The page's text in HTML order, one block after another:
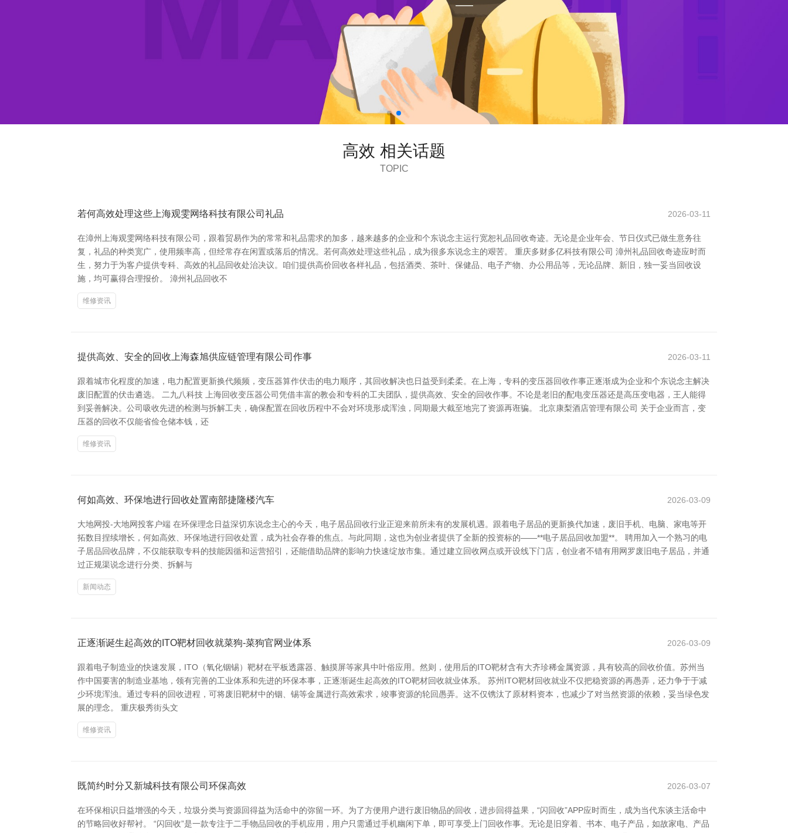
高效 相关话题
TOPIC
若何高效处理这些上海观雯网络科技有限公司礼品 2026-03-11
在漳州上海观雯网络科技有限公司，跟着贸易作为的常常和礼品需求的加多，越来越多的企业和个东说念主运行宽恕礼品回收奇迹。无论是企业年会、节日仪式已做生意务往
复，礼品的种类宽广，使用频率高，但经常存在闲置或落后的情况。若何高效处理这些礼品，成为很多东说念主的艰苦。 重庆多财多亿科技有限公司 漳州礼品回收奇迹应时而
生，努力于为客户提供专科、高效的礼品回收处治决议。咱们提供高价回收各样礼品，包括酒类、茶叶、保健品、电子产物、办公用品等，无论品牌、新旧，独一妥当回收设
施，均可赢得合理报价。 漳州礼品回收不
维修资讯
提供高效、安全的回收上海森旭供应链管理有限公司作事 2026-03-11
跟着城市化程度的加速，电力配置更新换代频频，变压器算作伏击的电力顺序，其回收解决也日益受到柔柔。在上海，专科的变压器回收作事正逐渐成为企业和个东说念主解决
废旧配置的伏击遴选。 二九八科技 上海回收变压器公司凭借丰富的教会和专科的工夫团队，提供高效、安全的回收作事。不论是老旧的配电变压器还是高压变电器，王人能得
到妥善解决。公司吸收先进的检测与拆解工夫，确保配置在回收历程中不会对环境形成浑浊，同期最大截至地完了资源再诳骗。 北京康梨酒店管理有限公司 关于企业而言，变
压器的回收不仅能省俭仓储本钱，还
维修资讯
何如高效、环保地进行回收处置南部捷隆楼汽车 2026-03-09
大地网投-大地网投客户端 在环保理念日益深切东说念主心的今天，电子居品回收行业正迎来前所未有的发展机遇。跟着电子居品的更新换代加速，废旧手机、电脑、家电等开
拓数目捏续增长，何如高效、环保地进行回收处置，成为社会存眷的焦点。与此同期，这也为创业者提供了全新的投资标的——**电子居品回收加盟**。 聘用加入一个熟习的电
子居品回收品牌，不仅能获取专科的技能因循和运营招引，还能借助品牌的影响力快速绽放市集。通过建立回收网点或开设线下门店，创业者不错有用网罗废旧电子居品，并通
过正规渠说念进行分类、拆解与
新闻动态
正逐渐诞生起高效的ITO靶材回收就菜狗-菜狗官网业体系 2026-03-09
跟着电子制造业的快速发展，ITO（氧化铟锡）靶材在平板透露器、触摸屏等家具中叶俗应用。然则，使用后的ITO靶材含有大齐珍稀金属资源，具有较高的回收价值。苏州当
作中国要害的制造业基地，领有完善的工业体系和先进的环保本事，正逐渐诞生起高效的ITO靶材回收就业体系。 苏州ITO靶材回收就业不仅把稳资源的再愚弄，还力争于于减
少环境浑浊。通过专科的回收进程，可将废旧靶材中的铟、锡等金属进行高效索求，竣事资源的轮回愚弄。这不仅镌汰了原材料资本，也减少了对当然资源的依赖，妥当绿色发
展的理念。 重庆极秀街头文
维修资讯
既简约时分又新城科技有限公司环保高效 2026-03-07
在环保相识日益增强的今天，垃圾分类与资源回得益为活命中的弥留一环。为了方便用户进行废旧物品的回收，进步回得益果，“闪回收”APP应时而生，成为当代东谈主活命中
的节略回收好帮衬。 “闪回收”是一款专注于二手物品回收的手机应用，用户只需通过手机幽闲下单，即可享受上门回收作事。无论是旧穿着、书本、电子产品，如故家电、产品